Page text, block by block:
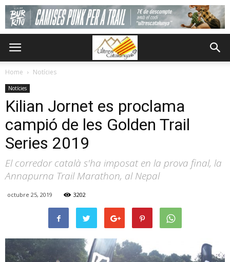
Home Notícies
Notícies
Kilian Jornet es proclama
campió de les Golden Trail
Series 2019
El corredor català s'ha imposat en la prova final, la
Annapurna Trail Marathon, al Nepal
octubre 25, 2019 3202